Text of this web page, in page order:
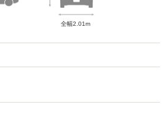
全幅2.01m